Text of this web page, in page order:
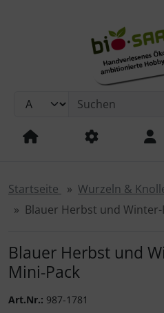
Springe zum Inhalt
Springe zum Login-Button
Springe zum Button für
Startseite
Wurzeln &
Blauer Herbst und
Blauer Herbst und
Mini-Pack
Art.Nr.: 987-1781